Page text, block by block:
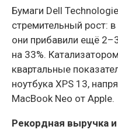
Бумаги Dell
стремительный рост:
они прибавили ещё
на 33%.
квартальные
ноутбука XPS 13,
MacBook Neo от Apple.
Рекордная выручка